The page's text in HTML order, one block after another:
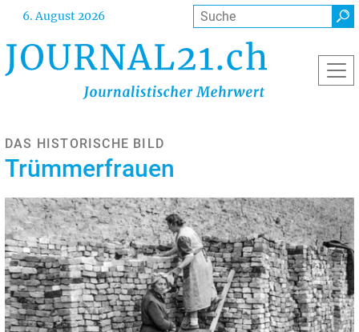
Direkt
Inhalt
6. August 2026 Suche
DAS HISTORISCHE BILD
Trümmerfrauen